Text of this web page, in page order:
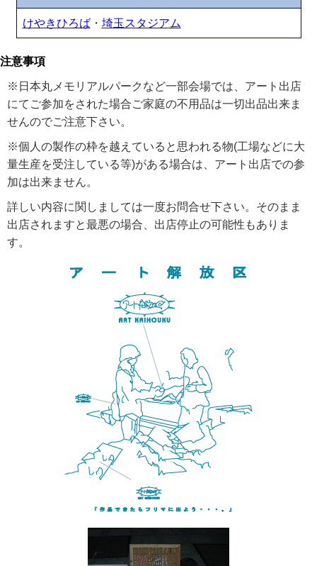
けやきひろば・ 埼玉スタジアム
注意事項
※日本丸メモリアルパークなど一部会場では、アート出店
にてご参加をされた場合ご家庭の不用品は一切出品出来ま
せんのでご注意下さい。
※個人の製作の枠を越えていると思われる物(工場などに大
量生産を受注している等)がある場合は、アート出店での参
加は出来ません。
詳しい内容に関しましては一度お問合せ下さい。そのまま
出店されますと最悪の場合、出店停止の可能性もありま
す。